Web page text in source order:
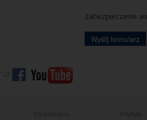
Zabezpieczenie
Wyślij formularz
Do pobrania
Artykuły